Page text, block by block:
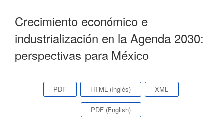
Crecimiento económico e
industrialización en la Agenda 2030:
perspectivas para México
Barra PDF HTML (Inglés) XML
PDF (English)